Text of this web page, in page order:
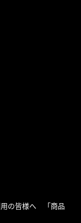
用の皆様へ 「商品